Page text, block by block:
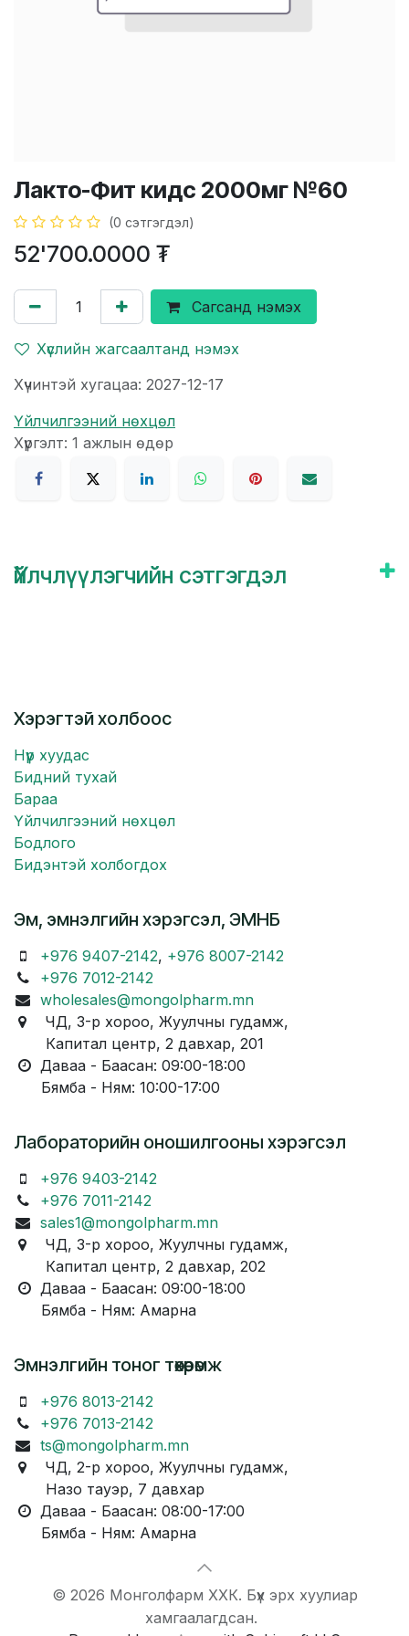
Лакто-Фит кидс 2000мг №60
(0 сэтгэгдэл)
52'700.0000 ₮
Сагсанд нэмэх
Хүслийн жагсаалтанд нэмэх
Хүчинтэй хугацаа: 2027-12-17
Үйлчилгээний нөхцөл
Хүргэлт: 1 ажлын өдөр
Үйлчлүүлэгчийн сэтгэгдэл
Хэрэгтэй холбоос
Нүүр хуудас
Бидний тухай
Бараа
Үйлчилгээний нөхцөл
Бодлого
Бидэнтэй холбогдох
Эм, эмнэлгийн хэрэгсэл, ЭМНБ
+976 9407-2142, +976 8007-2142
+976 7012-2142
wholesales@mongolpharm.mn
ЧД, 3-р хороо, Жуулчны гудамж,
Капитал центр, 2 давхар, 201
Даваа - Баасан: 09:00-18:00
Бямба - Ням: 10:00-17:00
Лабораторийн оношилгооны хэрэгсэл
+976 9403-2142
+976 7011-2142
sales1@mongolpharm.mn
ЧД, 3-р хороо, Жуулчны гудамж,
Капитал центр, 2 давхар, 202
Даваа - Баасан: 09:00-18:00
Бямба - Ням: Амарна
Эмнэлгийн тоног төхөөрөмж
+976 8013-2142
+976 7013-2142
ts@mongolpharm.mn
ЧД, 2-р хороо, Жуулчны гудамж,
Назо тауэр, 7 давхар
Даваа - Баасан: 08:00-17:00
Бямба - Ням: Амарна
© 2026 Монголфарм ХХК. Бүх эрх хуулиар
хамгаалагдсан.